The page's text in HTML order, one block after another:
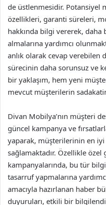
de üstlenmesidir. Potansiyel
özellikleri, garanti süreleri,
hakkında bilgi vererek, daha
almalarına yardımcı
anlık olarak cevap verebilen
sürecinin daha sorunsuz ve
bir yaklaşım, hem yeni
mevcut müşterilerin
Divan Mobilya’nın müşteri
güncel kampanya ve
yaparak, müşterilerinin en iyi
sağlamaktadır. Özellikle
kampanyalarında, bu tür
tasarruf yapmalarına
amacıyla hazırlanan haber
duyuruları, etkili bir